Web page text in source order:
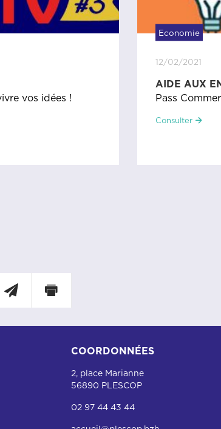
vos idées !
12/02/2021
Economie
AIDE AUX
Pass
Consulter
COORDONNÉES
2, place Marianne
56890 PLESCOP
02 97 44 43 44